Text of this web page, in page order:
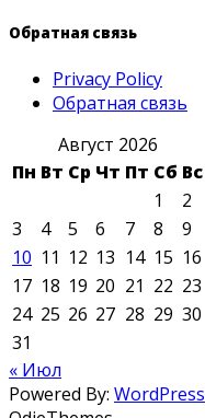
Обратная связь
Privacy Policy
Обратная связь
Август 2026
Пн Вт Ср Чт Пт Сб Вс
1
2
3
4 5 6 7 8
9
10 11 12 13 14 15 16
17 18 19 20 21 22 23
24 25 26 27 28 29 30
31
« Июл
Powered By: WordPress